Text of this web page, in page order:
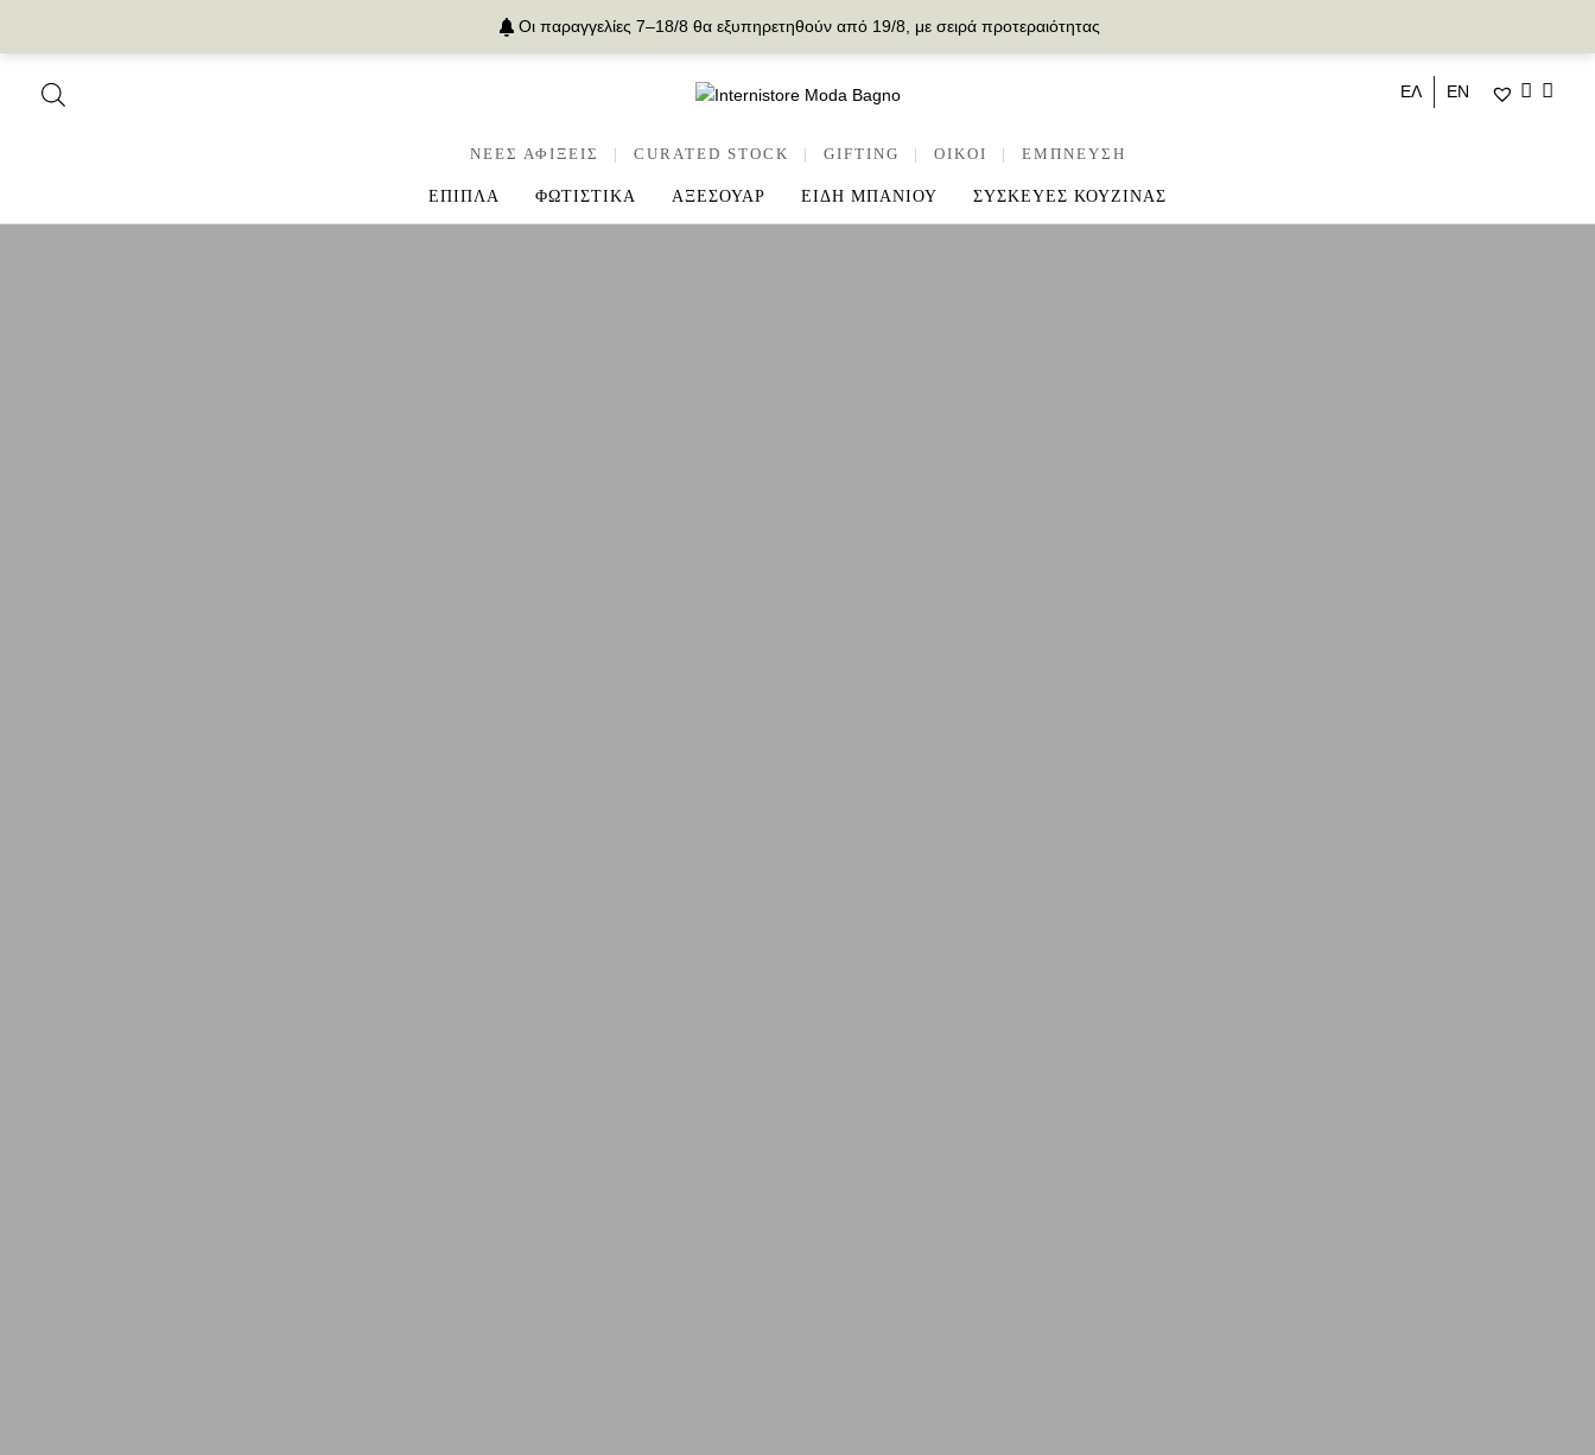
Οι παραγγελίες 7–18/8 θα εξυπηρετηθούν από 19/8, με σειρά προτεραιότητας
ΕΛ ΕΝ
ΝΕΕΣ ΑΦΙΞΕΙΣ | CURATED STOCK | GIFTING | OIKOI | ΕΜΠΝΕΥΣΗ
ΕΠΙΠΛΑ ΦΩΤΙΣΤΙΚΑ ΑΞΕΣΟΥΑΡ ΕΙΔΗ ΜΠΑΝΙΟΥ ΣΥΣΚΕΥΕΣ ΚΟΥΖΙΝΑΣ